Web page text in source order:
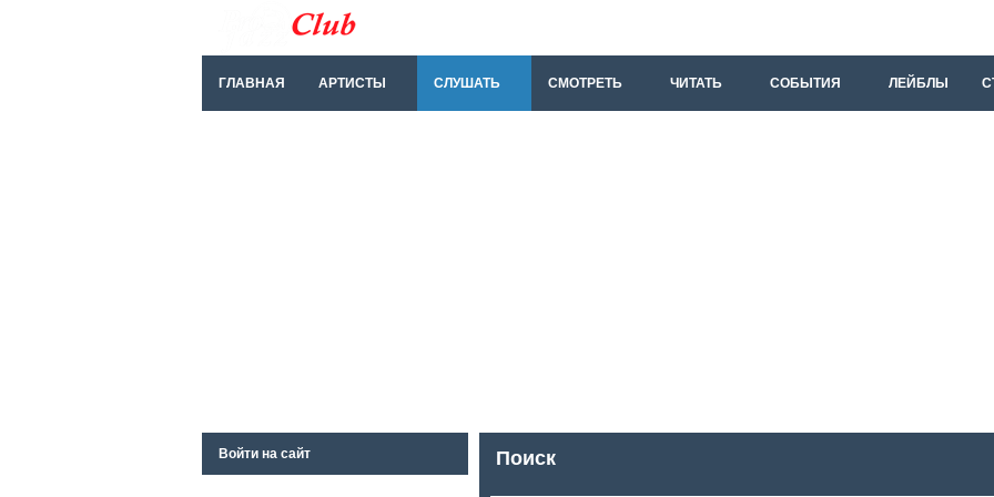
ГЛАВНАЯ АРТИСТЫ СЛУШАТЬ СМОТРЕТЬ ЧИТАТЬ СОБЫТИЯ ЛЕЙБЛЫ
Поиск
Войти на сайт